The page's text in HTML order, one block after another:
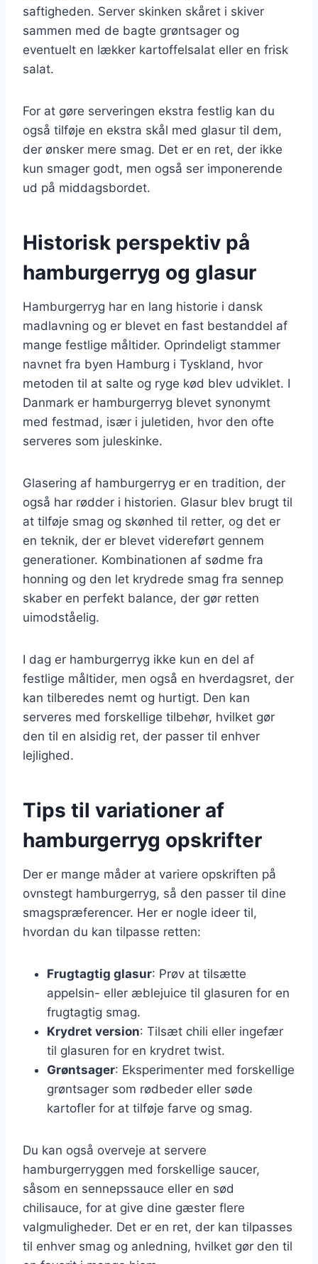
saftigheden. Server skinken skåret i skiver
sammen med de bagte grøntsager og
eventuelt en lækker kartoffelsalat eller en frisk
salat.
For at gøre serveringen ekstra festlig kan du
også tilføje en ekstra skål med glasur til dem,
der ønsker mere smag. Det er en ret, der ikke
kun smager godt, men også ser imponerende
ud på middagsbordet.
Historisk perspektiv på
hamburgerryg og glasur
Hamburgerryg har en lang historie i dansk
madlavning og er blevet en fast bestanddel af
mange festlige måltider. Oprindeligt stammer
navnet fra byen Hamburg i Tyskland, hvor
metoden til at salte og ryge kød blev udviklet. I
Danmark er hamburgerryg blevet synonymt
med festmad, især i juletiden, hvor den ofte
serveres som juleskinke.
Glasering af hamburgerryg er en tradition, der
også har rødder i historien. Glasur blev brugt til
at tilføje smag og skønhed til retter, og det er
en teknik, der er blevet videreført gennem
generationer. Kombinationen af sødme fra
honning og den let krydrede smag fra sennep
skaber en perfekt balance, der gør retten
uimodståelig.
I dag er hamburgerryg ikke kun en del af
festlige måltider, men også en hverdagsret, der
kan tilberedes nemt og hurtigt. Den kan
serveres med forskellige tilbehør, hvilket gør
den til en alsidig ret, der passer til enhver
lejlighed.
Tips til variationer af
hamburgerryg opskrifter
Der er mange måder at variere opskriften på
ovnstegt hamburgerryg, så den passer til dine
smagspræferencer. Her er nogle ideer til,
hvordan du kan tilpasse retten:
Frugtagtig glasur: Prøv at tilsætte
appelsin- eller æblejuice til glasuren for en
frugtagtig smag.
Krydret version: Tilsæt chili eller ingefær
til glasuren for en krydret twist.
Grøntsager: Eksperimenter med forskellige
grøntsager som rødbeder eller søde
kartofler for at tilføje farve og smag.
Du kan også overveje at servere
hamburgerryggen med forskellige saucer,
såsom en sennepssauce eller en sød
chilisauce, for at give dine gæster flere
valgmuligheder. Det er en ret, der kan tilpasses
til enhver smag og anledning, hvilket gør den til